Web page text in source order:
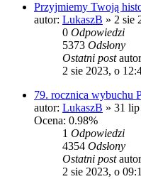
Przyjmiemy Twoją
autor: LukaszB » 2 sie
0 Odpowiedzi
5373 Odsłony
Ostatni post
2 sie 2023, o
79. rocznica wybuchu
autor: LukaszB » 31
Ocena: 0.98%
1 Odpowiedzi
4354 Odsłony
Ostatni post
2 sie 2023, o